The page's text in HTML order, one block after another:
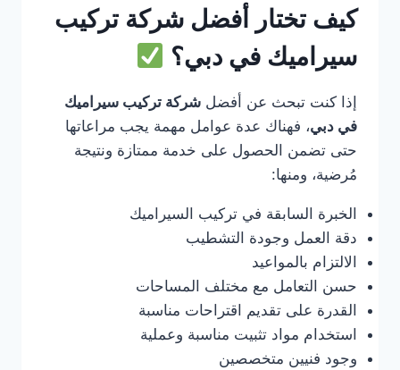
كيف تختار أفضل شركة تركيب
سيراميك في دبي؟
إذا كنت تبحث عن أفضل شركة تركيب سيراميك
في دبي، فهناك عدة عوامل مهمة يجب مراعاتها
حتى تضمن الحصول على خدمة ممتازة ونتيجة
مُرضية، ومنها:
الخبرة السابقة في تركيب السيراميك
دقة العمل وجودة التشطيب
الالتزام بالمواعيد
حسن التعامل مع مختلف المساحات
القدرة على تقديم اقتراحات مناسبة
استخدام مواد تثبيت مناسبة وعملية
وجود فنيين متخصصين